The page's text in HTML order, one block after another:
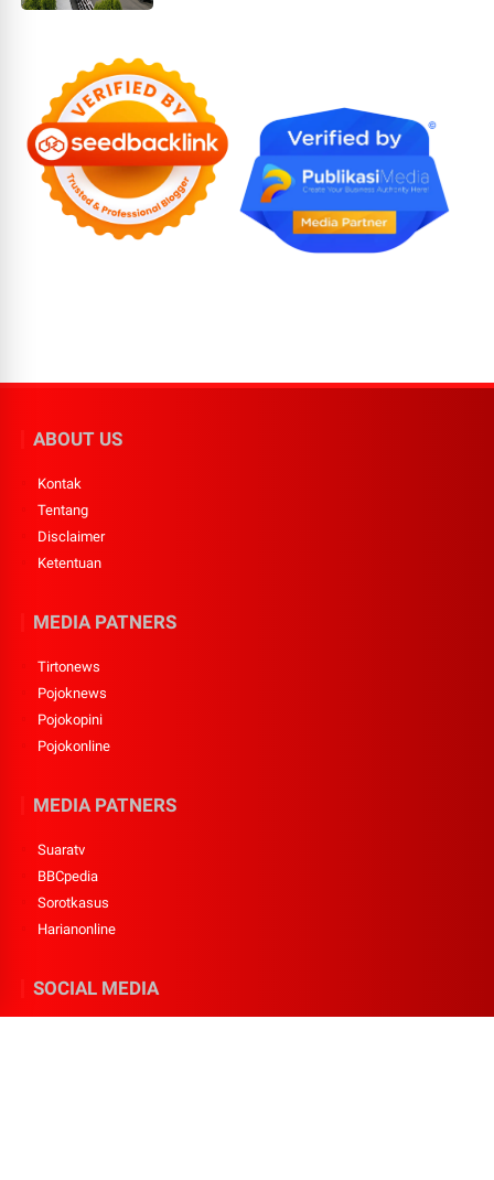
ABOUT US
Kontak
Tentang
Disclaimer
Ketentuan
MEDIA PATNERS
Tirtonews
Pojoknews
Pojokopini
Pojokonline
MEDIA PATNERS
Suaratv
BBCpedia
Sorotkasus
Harianonline
SOCIAL MEDIA